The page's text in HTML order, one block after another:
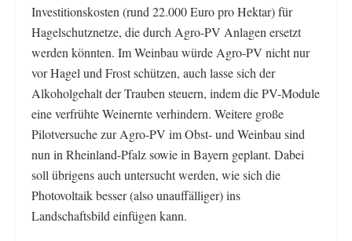
Investitionskosten (rund 22.000 Euro pro Hektar) für
Hagelschutznetze, die durch Agro-PV Anlagen ersetzt
werden könnten. Im Weinbau würde Agro-PV nicht nur
vor Hagel und Frost schützen, auch lasse sich der
Alkoholgehalt der Trauben steuern, indem die PV-Module
eine verfrühte Weinernte verhindern. Weitere große
Pilotversuche zur Agro-PV im Obst- und Weinbau sind
nun in Rheinland-Pfalz sowie in Bayern geplant. Dabei
soll übrigens auch untersucht werden, wie sich die
Photovoltaik besser (also unauffälliger) ins
Landschaftsbild einfügen kann.